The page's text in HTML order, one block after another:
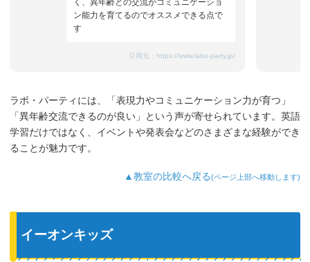
く、異年齢との交流がコミュニケーショ
ン能力を育てるのでオススメできる点で
す
引用元： https://www.labo-party.jp/
ラボ・パーティには、「表現力やコミュニケーション力が育つ」
「異年齢交流できるのが良い」という声が寄せられています。英語
学習だけではなく、イベントや発表会などのさまざまな経験ができ
ることが魅力です。
▲教室の比較へ戻る(ページ上部へ移動します)
イーオンキッズ